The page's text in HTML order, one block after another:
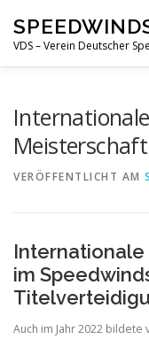
Inhalt
springen
VDS – Verein Deutscher
VERÖFFENTLICHT AM
im
Auch im Jahr 2022